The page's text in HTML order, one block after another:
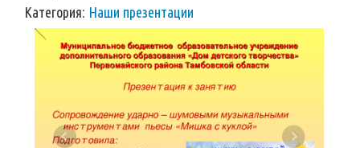
Категория: Наши презентации